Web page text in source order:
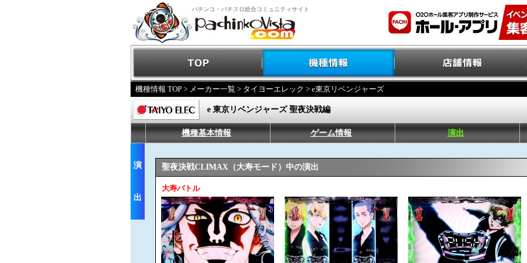
パチンコ・パチスロ総合コミュニティサイト
機種情報 TOP > メーカー一覧 > タイヨーエレック > e東京リベンジャーズ
e 東京リベンジャーズ 聖夜決戦編
機種基本情報 ゲーム情報 演出
演
出
聖夜決戦CLIMAX（大寿モード）中の演出
大寿バトル